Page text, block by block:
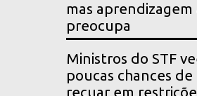
mas aprendizagem
preocupa
Ministros do STF
poucas chances de
recuar em